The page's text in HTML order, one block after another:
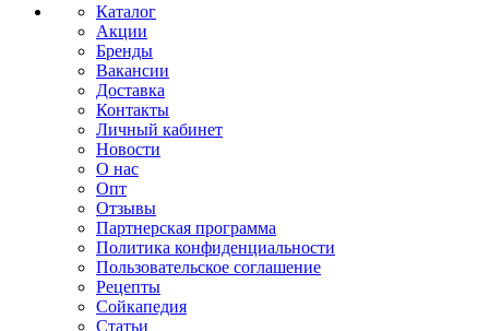
Каталог
Акции
Бренды
Вакансии
Доставка
Контакты
Личный кабинет
Новости
О нас
Опт
Отзывы
Партнерская программа
Политика конфиденциальности
Пользовательское соглашение
Рецепты
Сойкапедия
Статьи